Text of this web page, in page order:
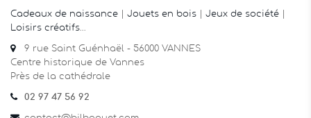
Cadeaux de naissance Jouets en bois Jeux de société
Loisirs créatifs
9 rue Saint Guénhaël - 56000 VANNES
Centre historique de Vannes
Près de la cathédrale
02 97 47 56 92